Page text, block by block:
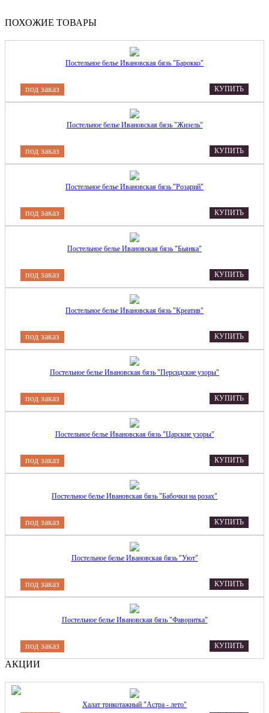
ПОХОЖИЕ ТОВАРЫ
Постельное белье Ивановская бязь "Барокко"
под заказ КУПИТЬ
Постельное белье Ивановская бязь "Жизель"
под заказ КУПИТЬ
Постельное белье Ивановская бязь "Розарий"
под заказ КУПИТЬ
Постельное белье Ивановская бязь "Бьянка"
под заказ КУПИТЬ
Постельное белье Ивановская бязь "Креатив"
под заказ КУПИТЬ
Постельное белье Ивановская бязь "Персидские узоры"
под заказ КУПИТЬ
Постельное белье Ивановская бязь "Царские узоры"
под заказ КУПИТЬ
Постельное белье Ивановская бязь "Бабочки на розах"
под заказ КУПИТЬ
Постельное белье Ивановская бязь "Уют"
под заказ КУПИТЬ
Постельное белье Ивановская бязь "Фаворитка"
под заказ КУПИТЬ
АКЦИИ
Халат трикотажный "Астра - лето"